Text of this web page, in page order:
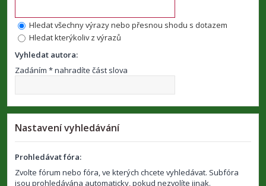
Hledat všechny výrazy nebo přesnou shodu s dotazem
Hledat kterýkoliv z výrazů
Vyhledat autora:
Zadáním * nahradíte část slova
Nastavení vyhledávání
Prohledávat fóra:
Zvolte fórum nebo fóra, ve kterých chcete vyhledávat. Subfóra
jsou prohledávána automaticky, pokud nezvolíte jinak.